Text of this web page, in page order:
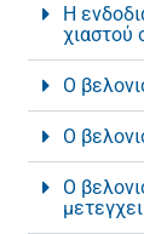
Η
χιαστού
Ο
Ο
Ο